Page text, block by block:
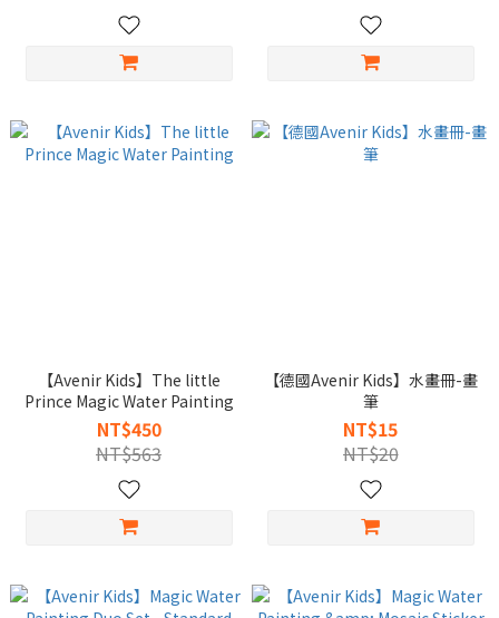
【Avenir Kids】The little
Prince Magic Water Painting
NT$450
NT$563
【德國Avenir Kids】水畫冊-畫
筆
NT$15
NT$20